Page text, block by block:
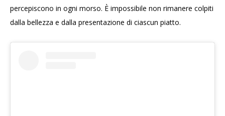
percepiscono in ogni morso. È impossibile non rimanere colpiti
dalla bellezza e dalla presentazione di ciascun piatto.